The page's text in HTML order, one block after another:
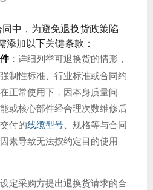
中，为避免退换货政策陷
添加以下关键条款：
：详细列举可退换货的情形，
制性标准、行业标准或合同约
正常使用下，因本身质量问
或核心部件经合理次数维修后
付的线缆型号 、规格等与合同
素导致无法按约定目的使用
设定采购方提出退换货请求的合